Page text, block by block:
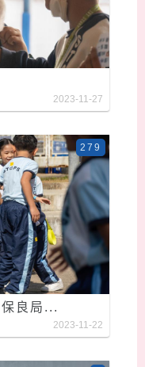
2023-11-27
良局...
279
2023-11-22